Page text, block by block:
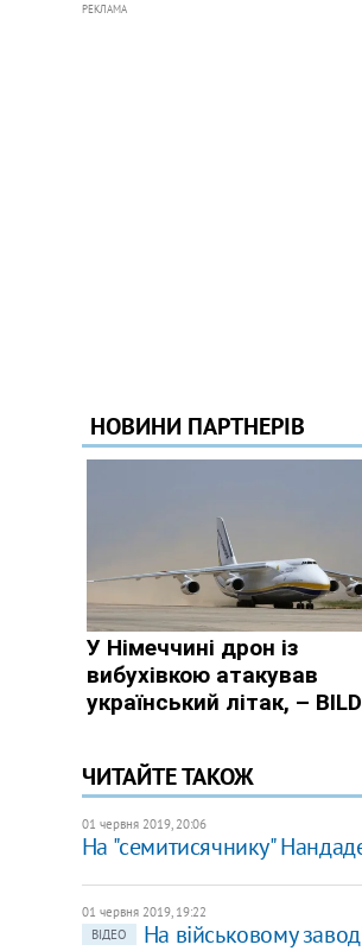
РЕКЛАМА
ЧИТАЙТЕ ТАКОЖ
01 червня 2019, 20:06
На "семитисячнику"
01 червня 2019, 19:22
ВІДЕО
На військовому